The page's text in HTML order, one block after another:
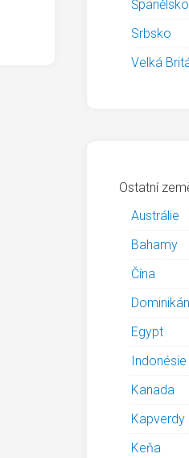
Španělsko
Srbsko
Velká
Ostatní
Austrálie
Bahamy
Čína
Egypt
Indonésie
Kanada
Kapverdy
Keňa